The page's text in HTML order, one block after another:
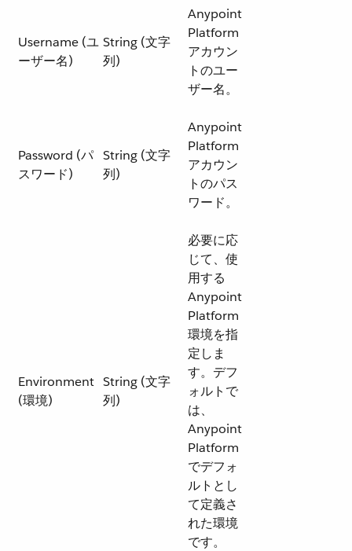
Username (ユ
ーザー名)
String (文字
列)
Anypoint
Platform
アカウン
トのユー
ザー名。
Password (パ
スワード)
String (文字
列)
Anypoint
Platform
アカウン
トのパス
ワード。
Environment
(環境)
String (文字
列)
必要に応
じて、使
用する
Anypoint
Platform
環境を指
定しま
す。デフ
ォルトで
は、
Anypoint
Platform
でデフォ
ルトとし
て定義さ
れた環境
です。